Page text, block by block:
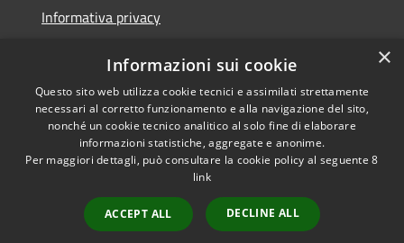
Informativa privacy
Dichiarazione di accessibilità
RSS
Copyright © 2026 • Comune di
Municipium •
redazione
×
Informazioni sui cookie
Questo sito web utilizza cookie tecnici e assimilati strettamente
necessari al corretto funzionamento e alla navigazione del sito,
nonché un cookie tecnico analitico al solo fine di elaborare
informazioni statistiche, aggregate e anonime.
Per maggiori dettagli, può consultare la cookie policy al seguente8
link
ACCEPT ALL DECLINE ALL